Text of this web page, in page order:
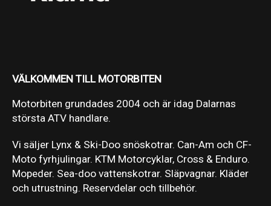
VÄLKOMMEN TILL MOTORBITEN
Motorbiten grundades 2004 och är idag Dalarnas
största ATV handlare.
Vi säljer Lynx & Ski-Doo snöskotrar. Can-Am och CF-
Moto fyrhjulingar. KTM Motorcyklar, Cross & Enduro.
Mopeder. Sea-doo vattenskotrar. Släpvagnar. Kläder
och utrustning. Reservdelar och tillbehör.